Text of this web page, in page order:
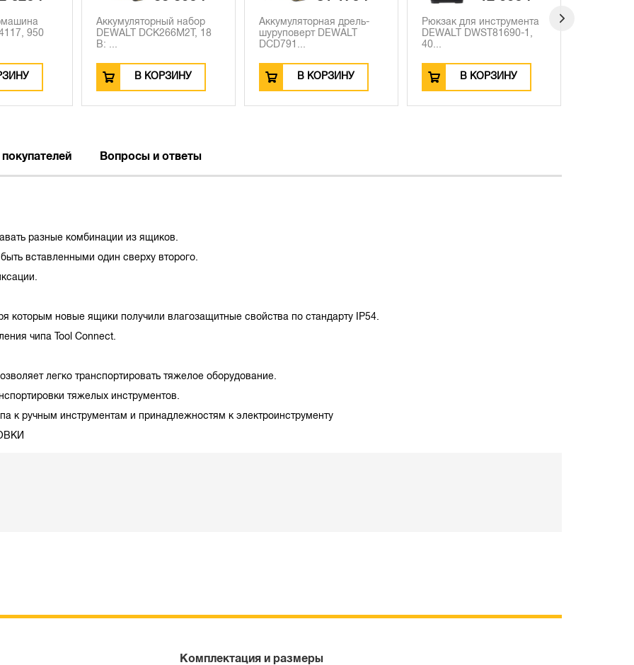
набор
18
Аккумуляторная дрель-
шуруповерт DEWALT
DCD791...
В КОРЗИНУ
Рюкзак для инструмента
DEWALT DWST81690-1,
40...
В КОРЗИНУ
Аккумуляторная угловая
шлифмашина DEWALT
DCG4...
В КОРЗИНУ
Вопросы и ответы
разные комбинации из ящиков.
вставленными один сверху второго.
которым новые ящики получили влагозащитные свойства по стандарту IP54.
чипа Tool Connect.
легко транспортировать тяжелое оборудование.
тяжелых инструментов.
ручным инструментам и принадлежностям к электроинструменту
Комплектация и размеры